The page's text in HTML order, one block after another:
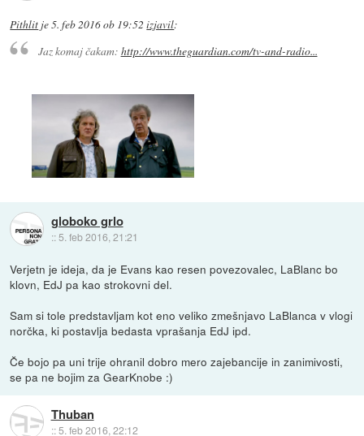
Pithlit je5. feb 2016 ob 19:52 izjavil:
Jaz komaj čakam: http://www.theguardian.com/tv-and-radio...
globoko grlo
:: 5. feb 2016, 21:21
Verjetn je ideja, da je Evans kao resen povezovalec, LaBlanc bo
klovn, EdJ pa kao strokovni del.
Sam si tole predstavljam kot eno veliko zmešnjavo LaBlanca v vlogi
norčka, ki postavlja bedasta vprašanja EdJ ipd.
Če bojo pa uni trije ohranil dobro mero zajebancije in zanimivosti,
se pa ne bojim za GearKnobe :)
Thuban
::5. feb 2016, 22:12